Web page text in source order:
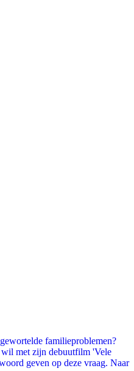
familieproblemen?
wil met zijn debuutfilm 'Vele
geven op deze vraag. Naar